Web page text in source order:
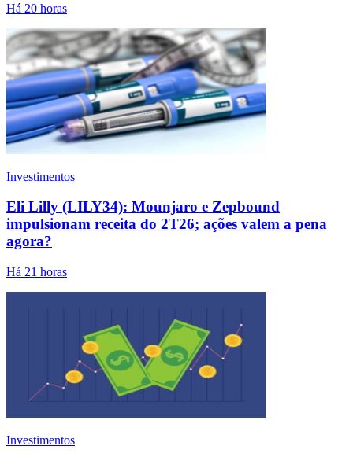
Há 20 horas
Investimentos
Eli Lilly (LILY34): Mounjaro e Zepbound
impulsionam receita do 2T26; ações valem a pena
agora?
Há 21 horas
Investimentos